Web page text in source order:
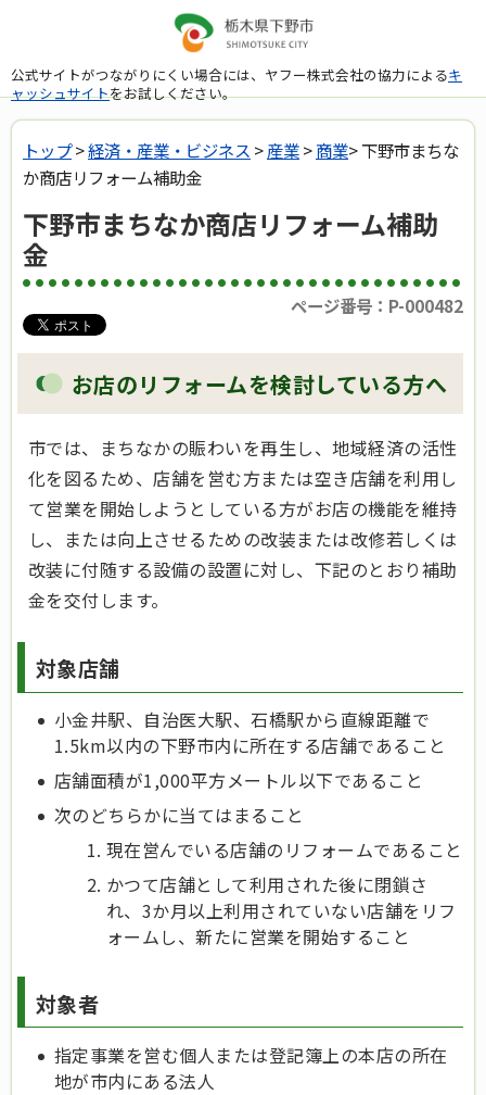
公式サイトがつながりにくい場合には、ヤフー株式会社の協力によるキ
ャッシュサイトをお試しください。
トップ>経済・産業・ビジネス >産業>商業> 下野市まちな
か商店リフォーム補助金
下野市まちなか商店リフォーム補助
金
ページ番号：P-000482
お店のリフォームを検討している方へ
市では、まちなかの賑わいを再生し、地域経済の活性
化を図るため、店舗を営む方または空き店舗を利用し
て営業を開始しようとしている方がお店の機能を維持
し、または向上させるための改装または改修若しくは
改装に付随する設備の設置に対し、下記のとおり補助
金を交付します。
対象店舗
小金井駅、自治医大駅、石橋駅から直線距離で
1.5km以内の下野市内に所在する店舗であること
店舗面積が1,000平方メートル以下であること
次のどちらかに当てはまること
現在営んでいる店舗のリフォームであること
かつて店舗として利用された後に閉鎖さ
れ、3か月以上利用されていない店舗をリフ
ォームし、新たに営業を開始すること
対象者
指定事業を営む個人または登記簿上の本店の所在
地が市内にある法人